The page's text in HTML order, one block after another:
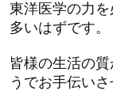
東洋医学の力
多いはずです。
皆様の生活の
うでお手伝いさ